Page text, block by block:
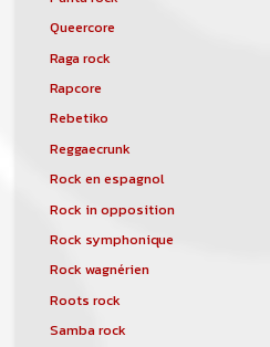
Queercore
Raga rock
Rapcore
Rebetiko
Reggaecrunk
Rock en espagnol
Rock in opposition
Rock symphonique
Rock wagnérien
Roots rock
Samba rock